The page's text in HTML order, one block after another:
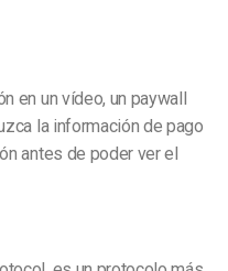
en un vídeo, un paywall
la información de pago
antes de poder ver el